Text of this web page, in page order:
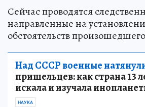
Сейчас проводятся
направленные на
обстоятельств
Над СССР военные
пришельцев: как страна 13
искала и изучала
НАУКА